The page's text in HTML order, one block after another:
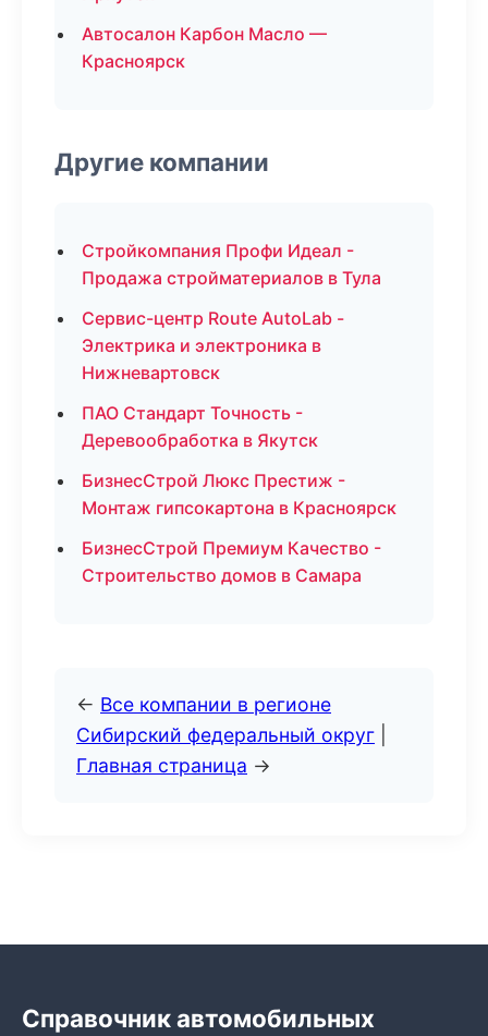
Автосалон Карбон Масло —
Красноярск
Другие компании
Стройкомпания Профи Идеал -
Продажа стройматериалов в Тула
Сервис-центр Route AutoLab -
Электрика и электроника в
Нижневартовск
ПАО Стандарт Точность -
Деревообработка в Якутск
БизнесСтрой Люкс Престиж -
Монтаж гипсокартона в Красноярск
БизнесСтрой Премиум Качество -
Строительство домов в Самара
← Все компании в регионе
Сибирский федеральный округ
Главная страница →
Справочник автомобильных